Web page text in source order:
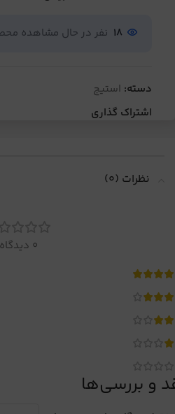
18 نفر در حال مشاهده
دسته: استیج
اشتراک گذاری
نظرات (0)
0 دیدگاه
و بررسی‌ها